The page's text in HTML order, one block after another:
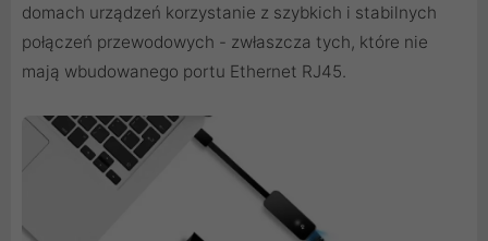
domach urządzeń korzystanie z szybkich i stabilnych
połączeń przewodowych - zwłaszcza tych, które nie
mają wbudowanego portu Ethernet RJ45.